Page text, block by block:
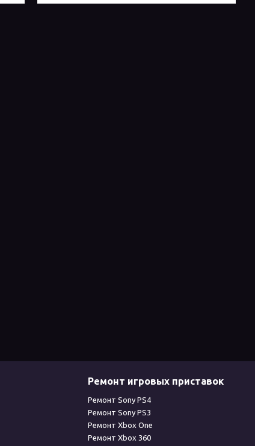
Ремонт игровых приставок
Ремонт Sony PS4
Ремонт Sony PS3
Ремонт Xbox One
Ремонт Xbox 360